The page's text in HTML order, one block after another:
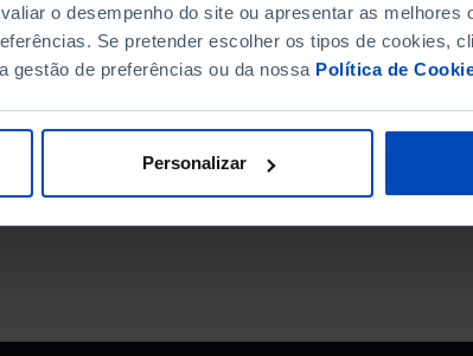
o desempenho do site ou apresentar as melhores
Se pretender escolher os tipos de cookies,
gestão de preferências ou da nossa Política de
Personalizar
DATA DE FIM